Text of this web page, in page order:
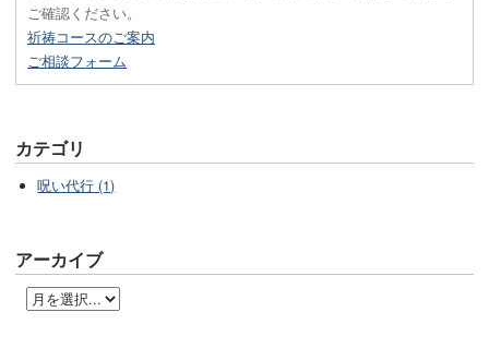
ご確認ください。
祈祷コースのご案内
ご相談フォーム
カテゴリ
呪い代行 (1)
アーカイブ